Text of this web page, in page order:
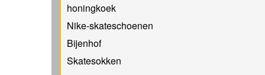
honingkoek
Nike-skateschoenen
Bijenhof
Skatesokken